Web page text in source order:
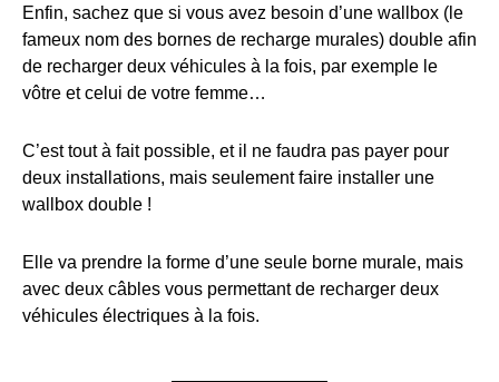
Enfin, sachez que si vous avez besoin d’une wallbox (le
fameux nom des bornes de recharge murales) double afin
de recharger deux véhicules à la fois, par exemple le
vôtre et celui de votre femme…
C’est tout à fait possible, et il ne faudra pas payer pour
deux installations, mais seulement faire installer une
wallbox double !
Elle va prendre la forme d’une seule borne murale, mais
avec deux câbles vous permettant de recharger deux
véhicules électriques à la fois.